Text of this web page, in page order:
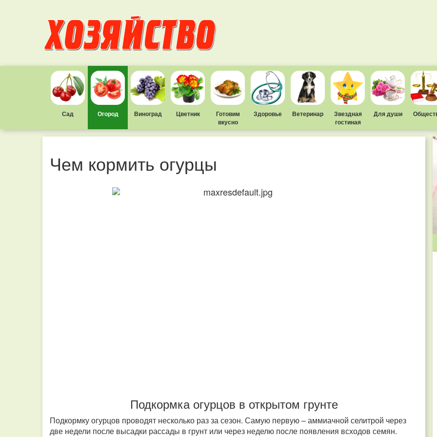
Сад Огород Виноград Цветник
Готовим
вкусно
Здоровье Ветеринар
Звездная
гостиная
Для души
Чем кормить огурцы
Подкормка огурцов в открытом грунте
Подкормку огурцов проводят несколько раз за сезон. Самую первую – аммиачной селитрой через
две недели после высадки рассады в грунт или через неделю после появления всходов семян.